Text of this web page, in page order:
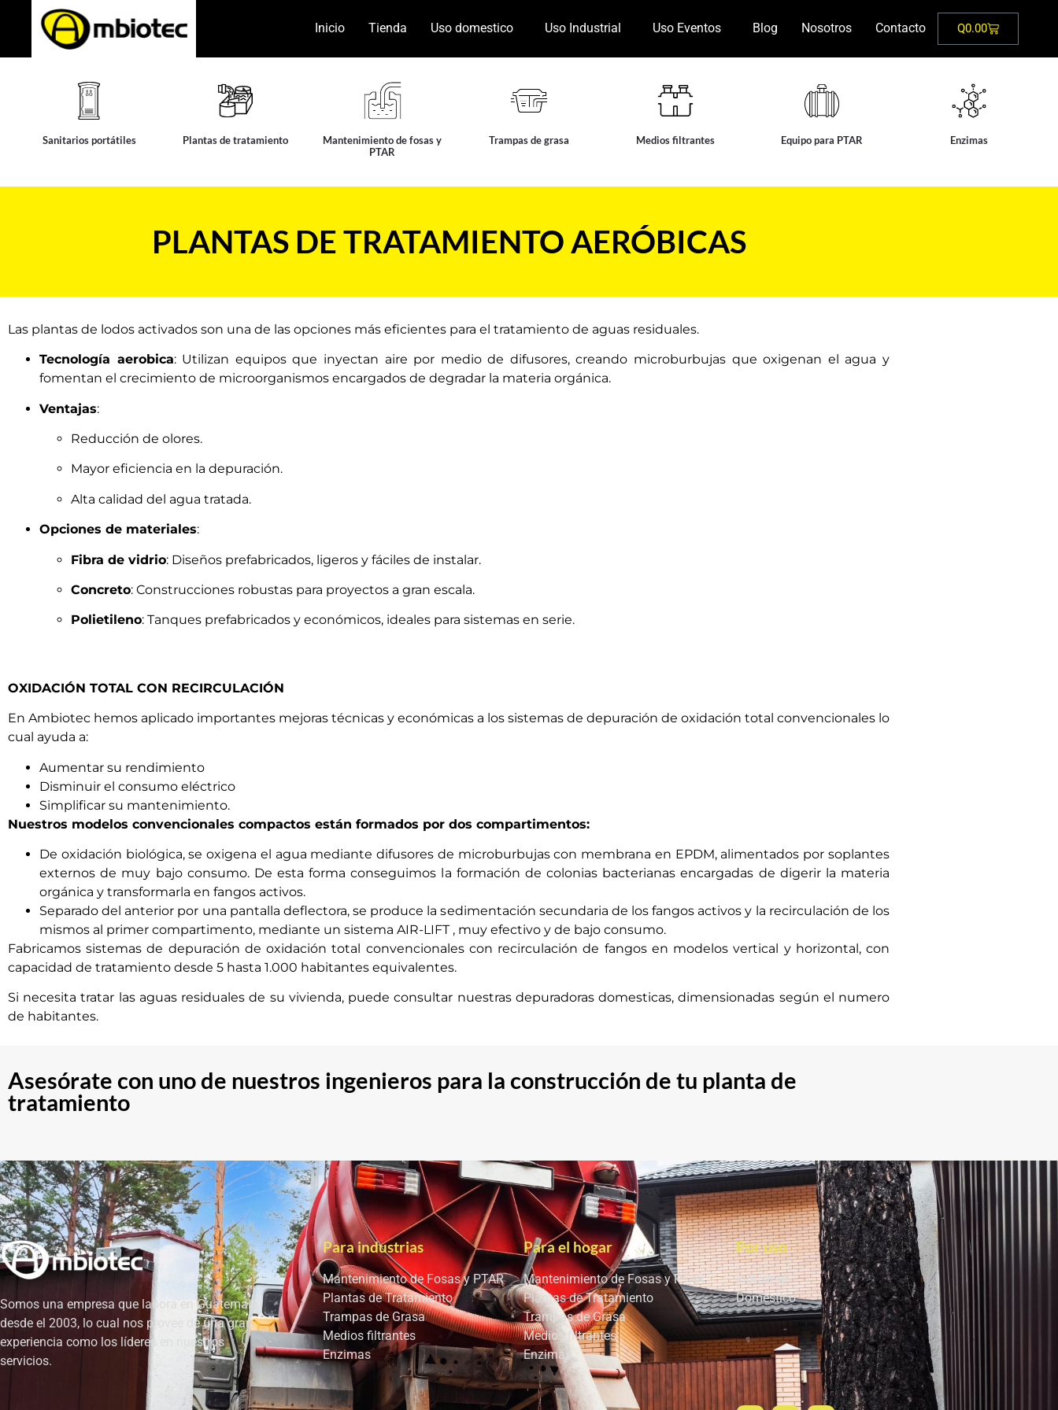
Inicio Tienda Uso domestico Uso Industrial Uso Eventos Blog Nosotros Contacto Q0.00
Sanitarios portátiles Plantas de tratamiento
Mantenimiento de fosas y
PTAR
Trampas de grasa Medios filtrantes Equipo para PTAR Enzimas
PLANTAS DE TRATAMIENTO AERÓBICAS
Las plantas de lodos activados son una de las opciones más eficientes para el tratamiento de aguas residuales.
Tecnología aerobica: Utilizan equipos que inyectan aire por medio de difusores, creando microburbujas que oxigenan el agua y
fomentan el crecimiento de microorganismos encargados de degradar la materia orgánica.
Ventajas:
Reducción de olores.
Mayor eficiencia en la depuración.
Alta calidad del agua tratada.
Opciones de materiales:
Fibra de vidrio: Diseños prefabricados, ligeros y fáciles de instalar.
Concreto: Construcciones robustas para proyectos a gran escala.
Polietileno: Tanques prefabricados y económicos, ideales para sistemas en serie.
OXIDACIÓN TOTAL CON RECIRCULACIÓN
En Ambiotec hemos aplicado importantes mejoras técnicas y económicas a los sistemas de depuración de oxidación total convencionales lo
cual ayuda a:
Aumentar su rendimiento
Disminuir el consumo eléctrico
Simplificar su mantenimiento.
Nuestros modelos convencionales compactos están formados por dos compartimentos:
De oxidación biológica, se oxigena el agua mediante difusores de microburbujas con membrana en EPDM, alimentados por soplantes
externos de muy bajo consumo. De esta forma conseguimos la formación de colonias bacterianas encargadas de digerir la materia
orgánica y transformarla en fangos activos.
Separado del anterior por una pantalla deflectora, se produce la sedimentación secundaria de los fangos activos y la recirculación de los
mismos al primer compartimento, mediante un sistema AIR-LIFT , muy efectivo y de bajo consumo.
Fabricamos sistemas de depuración de oxidación total convencionales con recirculación de fangos en modelos vertical y horizontal, con
capacidad de tratamiento desde 5 hasta 1.000 habitantes equivalentes.
Si necesita tratar las aguas residuales de su vivienda, puede consultar nuestras depuradoras domesticas,dimensionadas según el numero
de habitantes.
Asesórate con uno de nuestros ingenieros para la construcción de tu planta de
tratamiento
Somos una empresa que labora en Guatemala
desde el 2003, lo cual nos provee de una gran
experiencia como los líderes en nuestros
servicios.
Para industrias
Mantenimiento de Fosas y PTAR
Plantas de Tratamiento
Trampas de Grasa
Medios filtrantes
Enzimas
Para el hogar
Mantenimiento de Fosas y PTAR
Plantas de Tratamiento
Trampas de Grasa
Medios filtrantes
Enzimas
Por uso
Industrial
Domestico